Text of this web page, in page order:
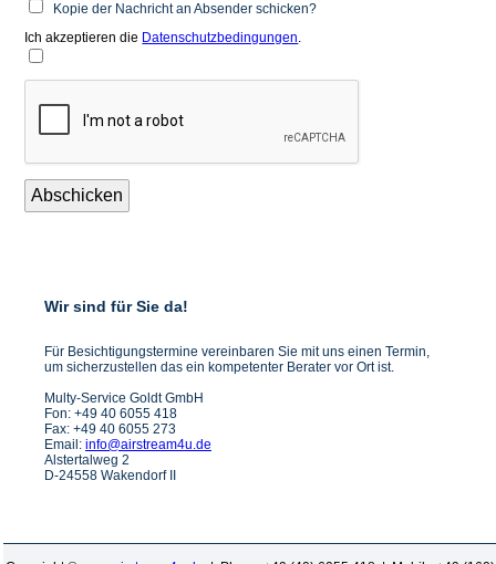
Kopie der Nachricht an Absender schicken?
Ich akzeptieren die Datenschutzbedingungen.
Abschicken
Wir sind für Sie da!
Für Besichtigungstermine vereinbaren Sie mit uns einen Termin,
um sicherzustellen das ein kompetenter Berater vor Ort ist.
Multy-Service Goldt GmbH
Fon: +49 40 6055 418
Fax: +49 40 6055 273
Email: info@airstream4u.de
Alstertalweg 2
D-24558 Wakendorf II